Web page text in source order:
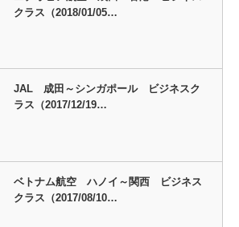
クラス（2018/01/05…
JAL 成田～シンガポール ビジネスク
ラス（2017/12/19…
ベトナム航空 ハノイ～関西 ビジネス
クラス（2017/08/10…